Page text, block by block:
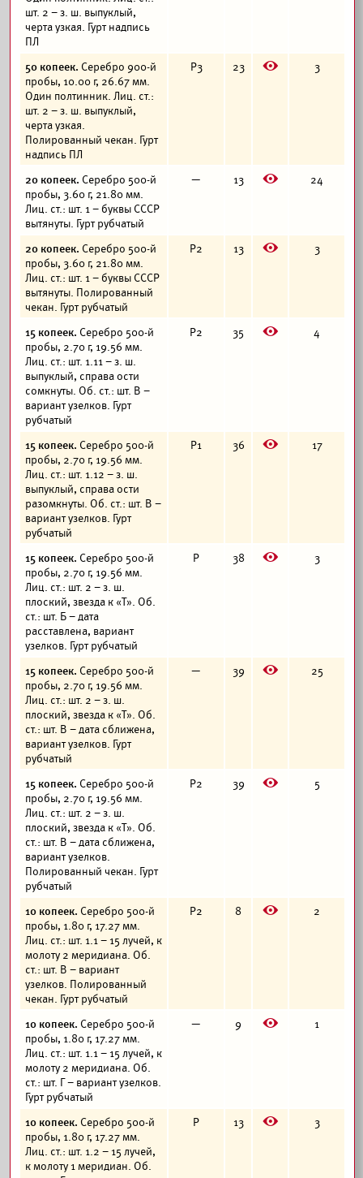
шт. 2 – з. ш. выпуклый,
черта узкая. Гурт надпись
ПЛ
50 копеек. Серебро 900-й
пробы, 10.00 г, 26.67 мм.
Один полтинник. Лиц. ст.:
шт. 2 – з. ш. выпуклый,
черта узкая.
Полированный чекан. Гурт
надпись ПЛ
Р3 23 E 3
20 копеек. Серебро 500-й
пробы, 3.60 г, 21.80 мм.
Лиц. ст.: шт. 1 – буквы СССР
вытянуты. Гурт рубчатый
— 13 E 24
20 копеек. Серебро 500-й
пробы, 3.60 г, 21.80 мм.
Лиц. ст.: шт. 1 – буквы СССР
вытянуты. Полированный
чекан. Гурт рубчатый
Р2 13 E 3
15 копеек. Серебро 500-й
пробы, 2.70 г, 19.56 мм.
Лиц. ст.: шт. 1.11 – з. ш.
выпуклый, справа ости
сомкнуты. Об. ст.: шт. В –
вариант узелков. Гурт
рубчатый
Р2 35 E 4
15 копеек. Серебро 500-й
пробы, 2.70 г, 19.56 мм.
Лиц. ст.: шт. 1.12 – з. ш.
выпуклый, справа ости
разомкнуты. Об. ст.: шт. В –
вариант узелков. Гурт
рубчатый
Р1 36 E 17
15 копеек. Серебро 500-й
пробы, 2.70 г, 19.56 мм.
Лиц. ст.: шт. 2 – з. ш.
плоский, звезда к «Т». Об.
ст.: шт. Б – дата
расставлена, вариант
узелков. Гурт рубчатый
Р 38 E 3
15 копеек. Серебро 500-й
пробы, 2.70 г, 19.56 мм.
Лиц. ст.: шт. 2 – з. ш.
плоский, звезда к «Т». Об.
ст.: шт. В – дата сближена,
вариант узелков. Гурт
рубчатый
— 39 E 25
15 копеек. Серебро 500-й
пробы, 2.70 г, 19.56 мм.
Лиц. ст.: шт. 2 – з. ш.
плоский, звезда к «Т». Об.
ст.: шт. В – дата сближена,
вариант узелков.
Полированный чекан. Гурт
рубчатый
Р2 39 E 5
10 копеек. Серебро 500-й
пробы, 1.80 г, 17.27 мм.
Лиц. ст.: шт. 1.1 – 15 лучей, к
молоту 2 меридиана. Об.
ст.: шт. В – вариант
узелков. Полированный
чекан. Гурт рубчатый
Р2 8 E 2
10 копеек. Серебро 500-й
пробы, 1.80 г, 17.27 мм.
Лиц. ст.: шт. 1.1 – 15 лучей, к
молоту 2 меридиана. Об.
ст.: шт. Г – вариант узелков.
Гурт рубчатый
— 9 E 1
10 копеек. Серебро 500-й
пробы, 1.80 г, 17.27 мм.
Лиц. ст.: шт. 1.2 – 15 лучей,
к молоту 1 меридиан. Об.
Р 13 E 3